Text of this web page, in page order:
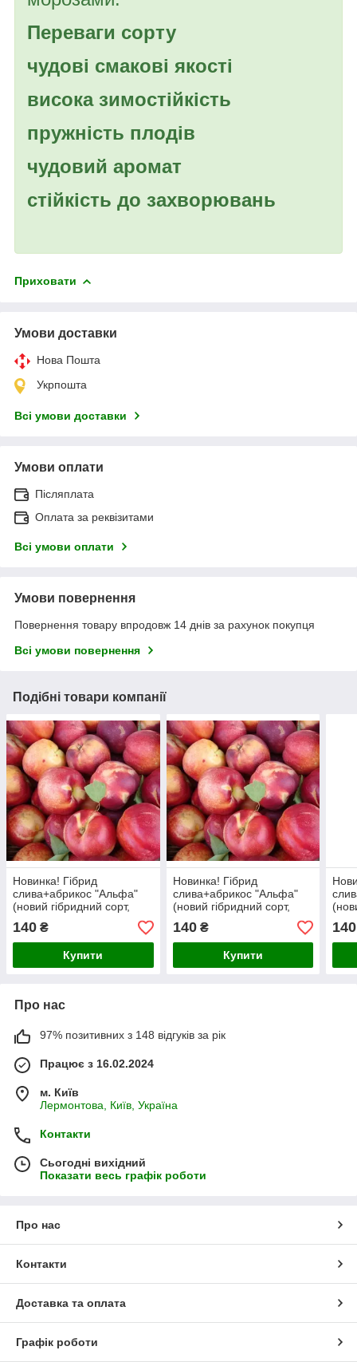
Переваги сорту
чудові смакові якості
висока зимостійкість
пружність плодів
чудовий аромат
стійкість до захворювань
Приховати
Умови доставки
Нова Пошта
Укрпошта
Всі умови доставки
Умови оплати
Післяплата
Оплата за реквізитами
Всі умови оплати
Умови повернення
Повернення товару впродовж 14 днів за рахунок покупця
Всі умови повернення
Подібні товари компанії
Новинка! Гібрид
слива+абрикос "Альфа"
(новий гібридний сорт,
великі плоди)
140 ₴
Купити
Новинка! Гібрид
слива+абрикос "Альфа"
(новий гібридний сорт,
великі плоди)
140₴
Купити
140
Про нас
97% позитивних з 148 відгуків за рік
Працює з 16.02.2024
м. Київ
Лермонтова, Київ, Україна
Контакти
Сьогодні вихідний
Показати весь графік роботи
Про нас
Контакти
Доставка та оплата
Графік роботи